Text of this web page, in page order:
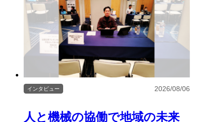
人と機械の協働で地域の未来
インタビュー 2026/08/06